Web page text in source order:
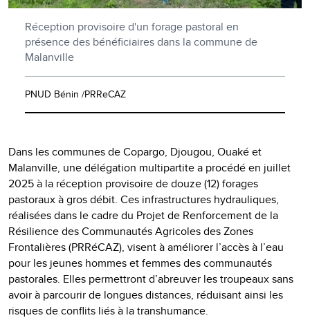
Réception provisoire d'un forage pastoral en
présence des bénéficiaires dans la commune de
Malanville
PNUD Bénin /PRReCAZ
Dans les communes de Copargo, Djougou, Ouaké et
Malanville, une délégation multipartite a procédé en juillet
2025 à la réception provisoire de douze (12) forages
pastoraux à gros débit. Ces infrastructures hydrauliques,
réalisées dans le cadre du Projet de Renforcement de la
Résilience des Communautés Agricoles des Zones
Frontalières (PRRéCAZ), visent à améliorer l’accès à l’eau
pour les jeunes hommes et femmes des communautés
pastorales. Elles permettront d’abreuver les troupeaux sans
avoir à parcourir de longues distances, réduisant ainsi les
risques de conflits liés à la transhumance.